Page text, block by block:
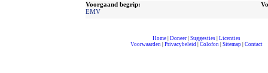
Voorgaand begrip:
EMV
Home| Doneer| Suggesties| Licenties
Voorwaarden| Privacybeleid| Colofon| Sitemap| Contact